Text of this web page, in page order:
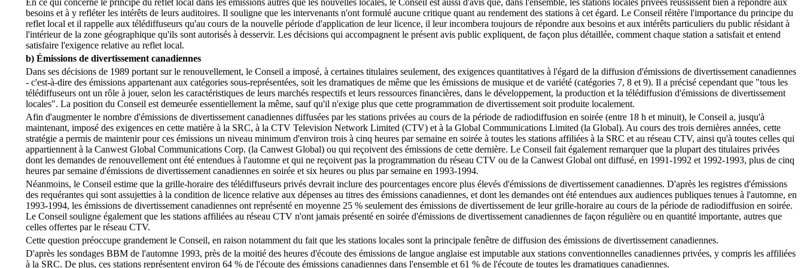
besoins et à y refléter les intérêts de leurs auditoires. Il souligne que les intervenants n'ont formulé aucune critique quant au rendement des stations à cet égard. Le Conseil réitère l'importance du principe du
reflet local et il rappelle aux télédiffuseurs qu'au cours de la nouvelle période d'application de leur licence, il leur incombera toujours de répondre aux besoins et aux intérêts particuliers du public résidant à
l'intérieur de la zone géographique qu'ils sont autorisés à desservir. Les décisions qui accompagnent le présent avis public expliquent, de façon plus détaillée, comment chaque station a satisfait et entend
satisfaire l'exigence relative au reflet local.
b) Émissions de divertissement canadiennes
Dans ses décisions de 1989 portant sur le renouvellement, le Conseil a imposé, à certaines titulaires seulement, des exigences quantitatives à l'égard de la diffusion d'émissions de divertissement canadiennes
- c'est-à-dire des émissions appartenant aux catégories sous-représentées, soit les dramatiques de même que les émissions de musique et de variété (catégories 7, 8 et 9). Il a précisé cependant que "tous les
télédiffuseurs ont un rôle à jouer, selon les caractéristiques de leurs marchés respectifs et leurs ressources financières, dans le développement, la production et la télédiffusion d'émissions de divertissement
locales". La position du Conseil est demeurée essentiellement la même, sauf qu'il n'exige plus que cette programmation de divertissement soit produite localement.
Afin d'augmenter le nombre d'émissions de divertissement canadiennes diffusées par les stations privées au cours de la période de radiodiffusion en soirée (entre 18 h et minuit), le Conseil a, jusqu'à
maintenant, imposé des exigences en cette matière à la SRC, à la CTV Television Network Limited (CTV) et à la Global Communications Limited (la Global). Au cours des trois dernières années, cette
stratégie a permis de maintenir pour ces émissions un niveau minimum d'environ trois à cinq heures par semaine en soirée à toutes les stations affiliées à la SRC et au réseau CTV, ainsi qu'à toutes celles qui
appartiennent à la Canwest Global Communications Corp. (la Canwest Global) ou qui reçoivent des émissions de cette dernière. Le Conseil fait également remarquer que la plupart des titulaires privées
dont les demandes de renouvellement ont été entendues à l'automne et qui ne reçoivent pas la programmation du réseau CTV ou de la Canwest Global ont diffusé, en 1991-1992 et 1992-1993, plus de cinq
heures par semaine d'émissions de divertissement canadiennes en soirée et six heures ou plus par semaine en 1993-1994.
Néanmoins, le Conseil estime que la grille-horaire des télédiffuseurs privés devrait inclure des pourcentages encore plus élevés d'émissions de divertissement canadiennes. D'après les registres d'émissions
des requérantes qui sont assujetties à la condition de licence relative aux dépenses au titres des émissions canadiennes, et dont les demandes ont été entendues aux audiences publiques tenues à l'automne, en
1993-1994, les émissions de divertissement canadiennes ont représenté en moyenne 25 % seulement des émissions de divertissement de leur grille-horaire au cours de la période de radiodiffusion en soirée.
Le Conseil souligne également que les stations affiliées au réseau CTV n'ont jamais présenté en soirée d'émissions de divertissement canadiennes de façon régulière ou en quantité importante, autres que
celles offertes par le réseau CTV.
Cette question préoccupe grandement le Conseil, en raison notamment du fait que les stations locales sont la principale fenêtre de diffusion des émissions de divertissement canadiennes.
D'après les sondages BBM de l'automne 1993, près de la moitié des heures d'écoute des émissions de langue anglaise est imputable aux stations conventionnelles canadiennes privées, y compris les affiliées
à la SRC. De plus, ces stations représentent environ 64 % de l'écoute des émissions canadiennes dans l'ensemble et 61 % de l'écoute de toutes les dramatiques canadiennes.